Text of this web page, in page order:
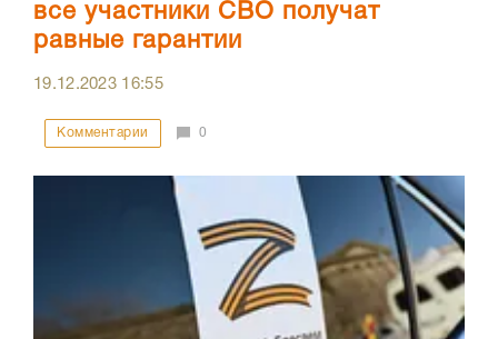
все участники СВО получат
равные гарантии
19.12.2023 16:55
Комментарии 0